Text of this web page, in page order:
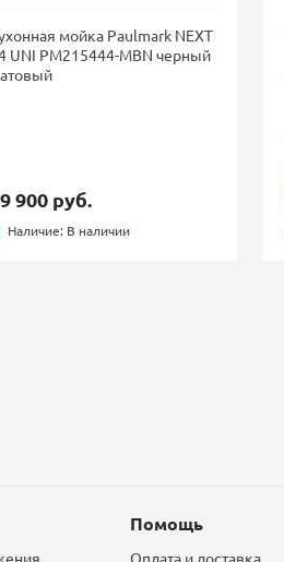
мойка Paulmark NEXT
UNI PM215444-MBN черный
900 руб.
Наличие: В наличии
Помощь
Оплата и доставка